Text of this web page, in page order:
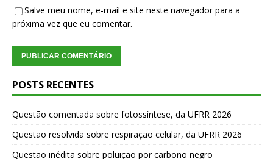
Salve meu nome, e-mail e site neste navegador para a
próxima vez que eu comentar.
POSTS RECENTES
Questão comentada sobre fotossíntese, da UFRR 2026
Questão resolvida sobre respiração celular, da UFRR 2026
Questão inédita sobre poluição por carbono negro